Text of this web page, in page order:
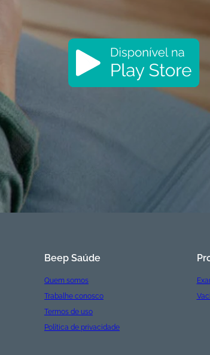
Beep Saúde
Quem somos
Trabalhe conosco
Termos de uso
Política de privacidade